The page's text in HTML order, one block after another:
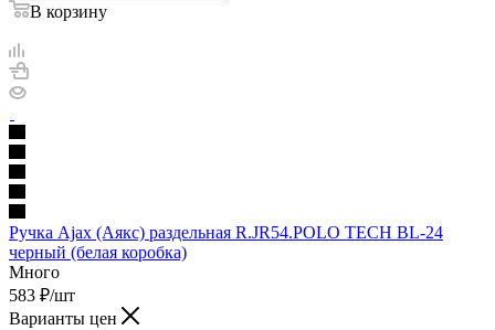
В корзину
Ручка Ajax (Аякс) раздельная R.JR54.POLO TECH BL-24
черный (белая коробка)
Много
583 ₽/шт
Варианты цен